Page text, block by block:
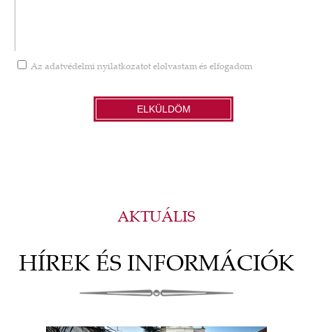
Az adatvédelmi nyilatkozatot elolvastam és elfogadom
ELKÜLDÖM
AKTUÁLIS
HÍREK ÉS INFORMÁCIÓK